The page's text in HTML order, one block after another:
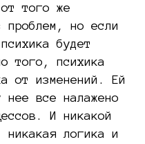
того же
проблем, но если
будет
того, психика
от изменений. Ей
все налажено
И никакой
никакая логика и